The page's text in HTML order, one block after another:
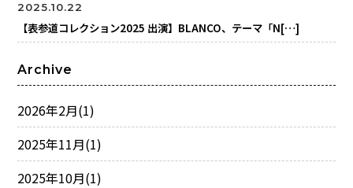
2025.10.22
【表参道コレクション2025 出演】BLANCO、テーマ「N[…]
Archive
2026年2月(1)
2025年11月(1)
2025年10月(1)